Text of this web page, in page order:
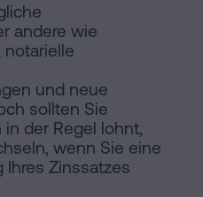
andere wie
notarielle
und neue
sollten Sie
der Regel lohnt,
wenn Sie eine
Zinssatzes